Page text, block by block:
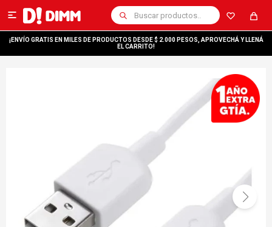

¡ENVÍO GRATIS EN MILES DE PRODUCTOS DESDE $ 2.000 PESOS, APROVECHÁ Y LLENÁ
EL CARRITO!